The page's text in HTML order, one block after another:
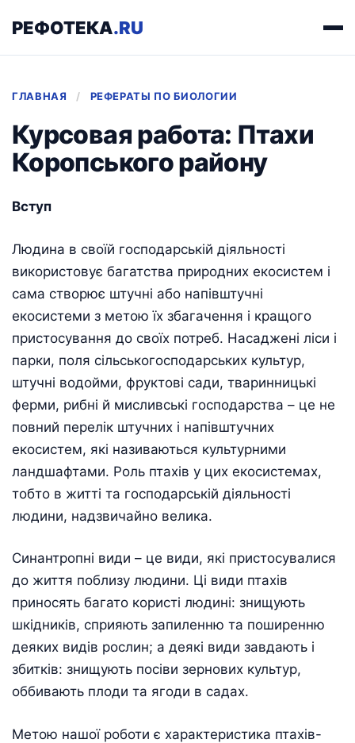
РЕФОТЕКА.RU
ГЛАВНАЯ / РЕФЕРАТЫ ПО БИОЛОГИИ
Курсовая работа: Птахи
Коропського району
Вступ
Людина в своїй господарській діяльності
використовує багатства природних екосистем і
сама створює штучні або напівштучні
екосистеми з метою їх збагачення і кращого
пристосування до своїх потреб. Насаджені ліси і
парки, поля сільськогосподарських культур,
штучні водойми, фруктові сади, тваринницькі
ферми, рибні й мисливські господарства – це не
повний перелік штучних і напівштучних
екосистем, які називаються культурними
ландшафтами. Роль птахів у цих екосистемах,
тобто в житті та господарській діяльності
людини, надзвичайно велика.
Синантропні види – це види, які пристосувалися
до життя поблизу людини. Ці види птахів
приносять багато користі людині: знищують
шкідників, сприяють запиленню та поширенню
деяких видів рослин; а деякі види завдають і
збитків: знищують посіви зернових культур,
оббивають плоди та ягоди в садах.
Метою нашої роботи є характеристика птахів-